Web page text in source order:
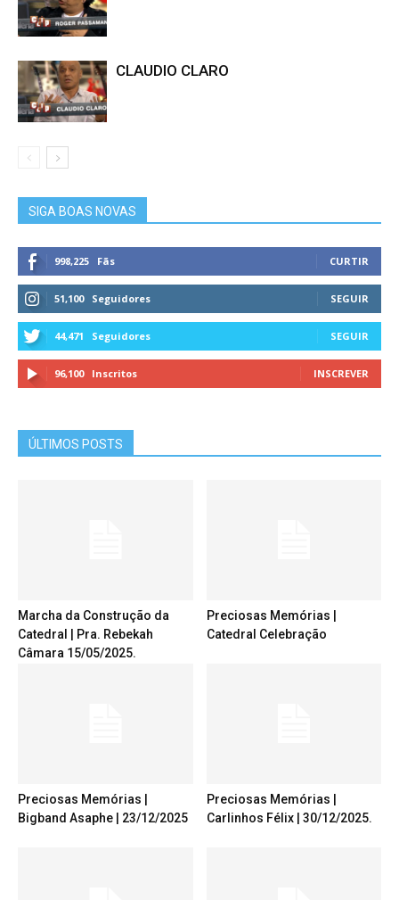
CLAUDIO CLARO
SIGA BOAS NOVAS
998,225 Fãs CURTIR
51,100 Seguidores SEGUIR
44,471 Seguidores SEGUIR
96,100 Inscritos INSCREVER
ÚLTIMOS POSTS
Marcha da Construção da
Catedral | Pra. Rebekah
Câmara 15/05/2025.
Preciosas Memórias |
Catedral Celebração
Preciosas Memórias |
Bigband Asaphe | 23/12/2025
Preciosas Memórias |
Carlinhos Félix | 30/12/2025.